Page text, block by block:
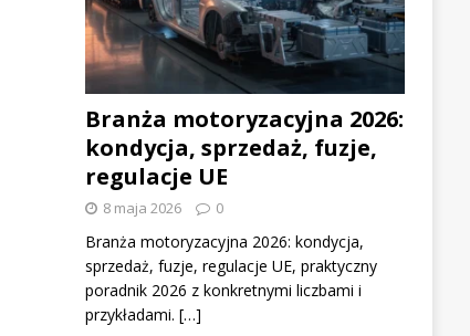
Branża motoryzacyjna 2026:
kondycja, sprzedaż, fuzje,
regulacje UE
8 maja 2026 0
Branża motoryzacyjna 2026: kondycja,
sprzedaż, fuzje, regulacje UE, praktyczny
poradnik 2026 z konkretnymi liczbami i
przykładami. […]